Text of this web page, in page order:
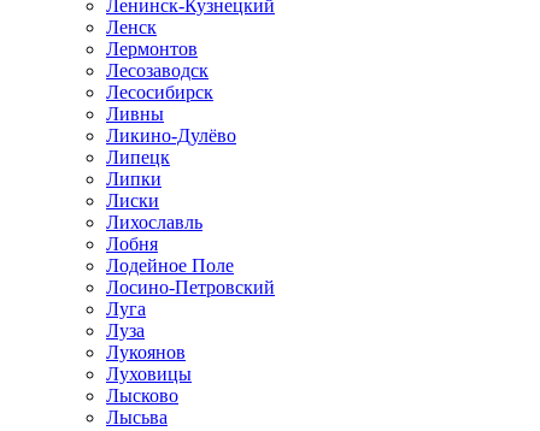
Ленинск-Кузнецкий
Ленск
Лермонтов
Лесозаводск
Лесосибирск
Ливны
Ликино-Дулёво
Липецк
Липки
Лиски
Лихославль
Лобня
Лодейное Поле
Лосино-Петровский
Луга
Луза
Лукоянов
Луховицы
Лысково
Лысьва